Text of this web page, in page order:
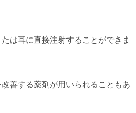
は耳に直接注射することができま
善する薬剤が用いられることもあ